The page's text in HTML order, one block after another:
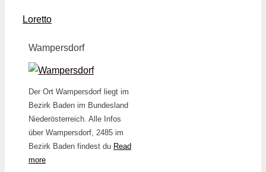
Loretto
Wampersdorf
Der Ort Wampersdorf liegt im
Bezirk Baden im Bundesland
Niederösterreich. Alle Infos
über Wampersdorf, 2485 im
Bezirk Baden findest du Read
more